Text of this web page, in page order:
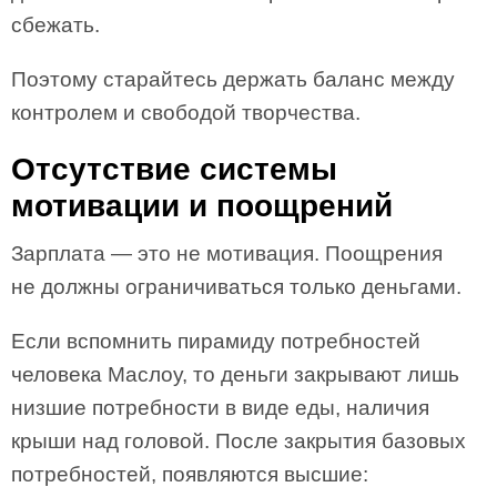
сбежать.
Поэтому старайтесь держать баланс между
контролем и свободой творчества.
Отсутствие системы
мотивации и поощрений
Зарплата — это не мотивация. Поощрения
не должны ограничиваться только деньгами.
Если вспомнить пирамиду потребностей
человека Маслоу, то деньги закрывают лишь
низшие потребности в виде еды, наличия
крыши над головой. После закрытия базовых
потребностей, появляются высшие: